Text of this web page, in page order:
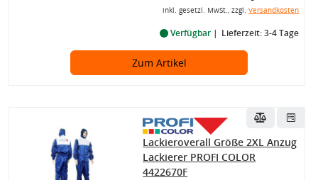
inkl. gesetzl. MwSt., zzgl. Versandkosten
Verfügbar Lieferzeit: 3-4 Tage
Zum Artikel
Lackieroverall Größe 2XL Anzug
Lackierer PROFI COLOR
4422670F